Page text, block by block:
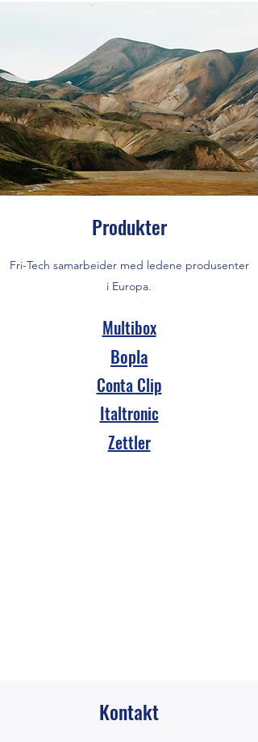
Produkter
Fri-Tech samarbeider med ledene produsenter
i Europa.
Multibox
Bopla
Conta Clip
Italtronic
Zettler
Kontakt